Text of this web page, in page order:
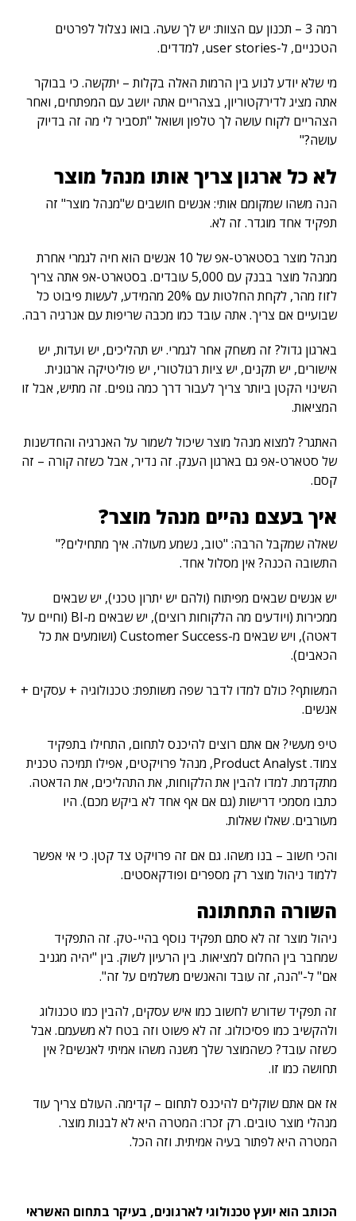
רמה 3 – תכנון עם הצוות: יש לך שעה. בואו נצלול לפרטים
הטכניים, ל-user stories, למדדים.
מי שלא יודע לנוע בין הרמות האלה בקלות – יתקשה. כי בבוקר
אתה מציג לדירקטוריון, בצהריים אתה יושב עם המפתחים, ואחר
הצהריים לקוח עושה לך טלפון ושואל "תסביר לי מה זה בדיוק
עושה?"
לא כל ארגון צריך אותו מנהל מוצר
הנה משהו שמקומם אותי: אנשים חושבים ש"מנהל מוצר" זה
תפקיד אחד מוגדר. זה לא.
מנהל מוצר בסטארט-אפ של 10 אנשים הוא חיה לגמרי אחרת
ממנהל מוצר בבנק עם 5,000 עובדים. בסטארט-אפ אתה צריך
לזוז מהר, לקחת החלטות עם 20% מהמידע, לעשות פיבוט כל
שבועיים אם צריך. אתה עובד כמו מכבה שריפות עם אנרגיה רבה.
בארגון גדול? זה משחק אחר לגמרי. יש תהליכים, יש ועדות, יש
אישורים, יש תקנים, יש ציות רגולטורי, יש פוליטיקה ארגונית.
השינוי הקטן ביותר צריך לעבור דרך כמה גופים. זה מתיש, אבל זו
המציאות.
האתגר? למצוא מנהל מוצר שיכול לשמור על האנרגיה והחדשנות
של סטארט-אפ גם בארגון הענק. זה נדיר, אבל כשזה קורה – זה
קסם.
איך בעצם נהיים מנהל מוצר?
שאלה שמקבל הרבה: "טוב, נשמע מעולה. איך מתחילים?"
התשובה הכנה? אין מסלול אחד.
יש אנשים שבאים מפיתוח (ולהם יש יתרון טכני), יש שבאים
ממכירות (ויודעים מה הלקוחות רוצים), יש שבאים מ-BI (וחיים על
דאטה), ויש שבאים מ-Customer Success (ושומעים את כל
הכאבים).
המשותף? כולם למדו לדבר שפה משותפת: טכנולוגיה + עסקים +
אנשים.
טיפ מעשי? אם אתם רוצים להיכנס לתחום, התחילו בתפקיד
צמוד. Product Analyst, מנהל פרויקטים, אפילו תמיכה טכנית
מתקדמת. למדו להבין את הלקוחות, את התהליכים, את הדאטה.
כתבו מסמכי דרישות (גם אם אף אחד לא ביקש מכם). היו
מעורבים. שאלו שאלות.
והכי חשוב – בנו משהו. גם אם זה פרויקט צד קטן. כי אי אפשר
ללמוד ניהול מוצר רק מספרים ופודקאסטים.
השורה התחתונה
ניהול מוצר זה לא סתם תפקיד נוסף בהיי-טק. זה התפקיד
שמחבר בין החלום למציאות. בין הרעיון לשוק. בין "יהיה מגניב
אם" ל-"הנה, זה עובד והאנשים משלמים על זה".
זה תפקיד שדורש לחשוב כמו איש עסקים, להבין כמו טכנולוג
ולהקשיב כמו פסיכולוג. זה לא פשוט וזה בטח לא משעמם. אבל
כשזה עובד? כשהמוצר שלך משנה משהו אמיתי לאנשים? אין
תחושה כמו זו.
אז אם אתם שוקלים להיכנס לתחום – קדימה. העולם צריך עוד
מנהלי מוצר טובים. רק זכרו: המטרה היא לא לבנות מוצר.
המטרה היא לפתור בעיה אמיתית. וזה הכל.
הכותב הוא יועץ טכנולוגי לארגונים, בעיקר בתחום האשראי